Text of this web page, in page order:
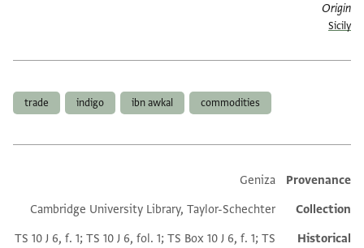
Origin
Sicily
commodities
ibn awkal
indigo
trade
Additional metadata
Provenance
Geniza
Collection
Cambridge University Library, Taylor-Schechter
Historical
TS 10 J 6, f. 1; TS 10 J 6, fol. 1; TS Box 10 J 6, f. 1; TS